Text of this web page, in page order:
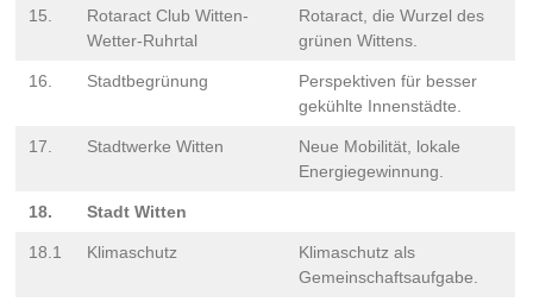
15.
Rotaract Club Witten-
Wetter-Ruhrtal
Rotaract, die Wurzel des
grünen Wittens.
16. Stadtbegrünung
Perspektiven für besser
gekühlte Innenstädte.
17. Stadtwerke Witten
Neue Mobilität, lokale
Energiegewinnung.
18. Stadt Witten
18.1 Klimaschutz
Klimaschutz als
Gemeinschaftsaufgabe.